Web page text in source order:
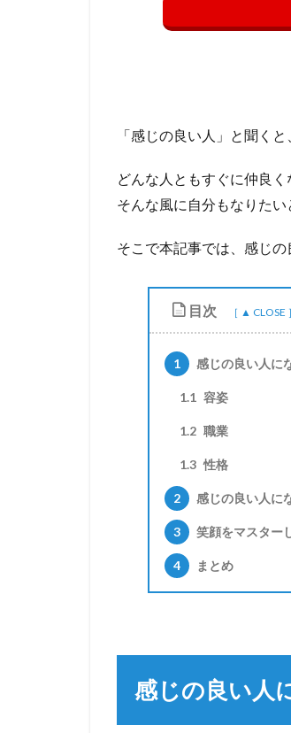
「感じの良い人」と聞く
どんな人ともすぐに仲良
そんな風に自分もなりたい
そこで本記事では、感じ
目次
1 感じの良い人に
1.1 容姿
1.2 職業
1.3 性格
2 感じの良い人に
3 笑顔をマスター
4 まとめ
感じの良い人